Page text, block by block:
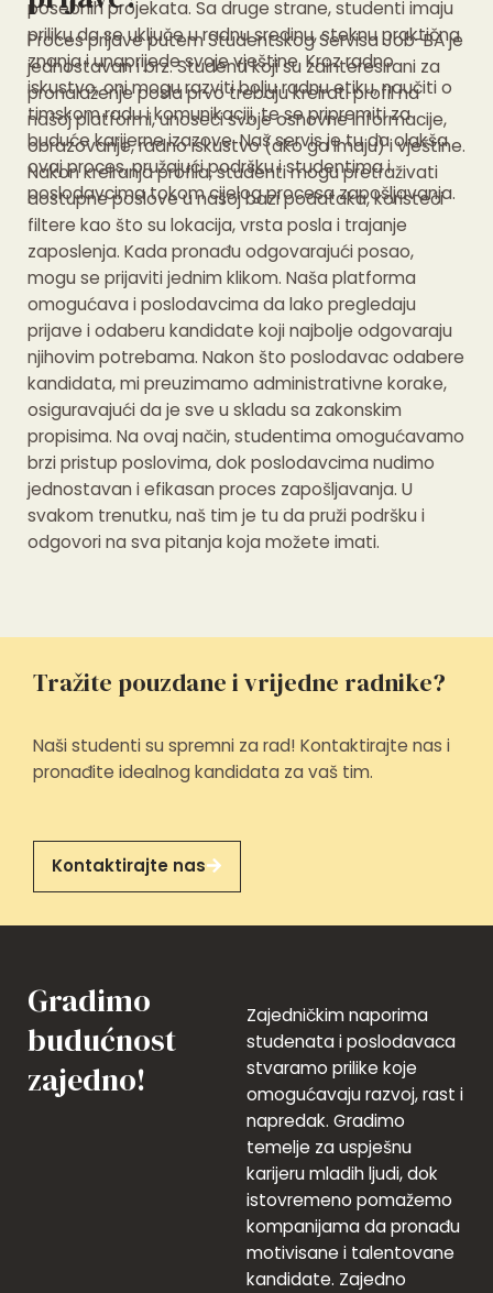
posebnih projekata. Sa druge strane, studenti imaju
priliku da se uključe u radnu sredinu, steknu praktična
znanja i unaprijede svoje vještine. Kroz radno
iskustvo, oni mogu razviti bolju radnu etiku, naučiti o
timskom radu i komunikaciji, te se pripremiti za
buduće karijerne izazove. Naš servis je tu da olakša
ovaj proces, pružajući podršku i studentima i
poslodavcima tokom cijelog procesa zapošljavanja.
Proces prijave putem Studentskog Servisa Job-BA je
jednostavan i brz. Studenti koji su zainteresirani za
pronalaženje posla prvo trebaju kreirati profil na
našoj platformi, unoseći svoje osnovne informacije,
obrazovanje, radno iskustvo (ako ga imaju) i vještine.
Nakon kreiranja profila, studenti mogu pretraživati
dostupne poslove u našoj bazi podataka, koristeći
filtere kao što su lokacija, vrsta posla i trajanje
zaposlenja. Kada pronađu odgovarajući posao,
mogu se prijaviti jednim klikom. Naša platforma
omogućava i poslodavcima da lako pregledaju
prijave i odaberu kandidate koji najbolje odgovaraju
njihovim potrebama. Nakon što poslodavac odabere
kandidata, mi preuzimamo administrativne korake,
osiguravajući da je sve u skladu sa zakonskim
propisima. Na ovaj način, studentima omogućavamo
brzi pristup poslovima, dok poslodavcima nudimo
jednostavan i efikasan proces zapošljavanja. U
svakom trenutku, naš tim je tu da pruži podršku i
odgovori na sva pitanja koja možete imati.
Tražite pouzdane i vrijedne radnike?
Naši studenti su spremni za rad! Kontaktirajte nas i
pronađite idealnog kandidata za vaš tim.
Kontaktirajte nas
Gradimo
budućnost
zajedno!
Zajedničkim naporima
studenata i poslodavaca
stvaramo prilike koje
omogućavaju razvoj, rast i
napredak. Gradimo
temelje za uspješnu
karijeru mladih ljudi, dok
istovremeno pomažemo
kompanijama da pronađu
motivisane i talentovane
kandidate. Zajedno